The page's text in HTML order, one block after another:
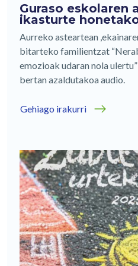
Guraso eskolaren
ikasturte
Aurreko asteartean
bitarteko familientzat
emozioak udaran nola
bertan azaldutakoa audio.
Gehiago irakurri